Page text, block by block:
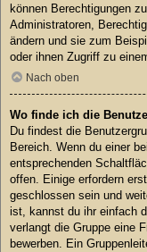
können Berechtigungen
Administratoren,
ändern und sie zum
oder ihnen Zugriff zu
Nach oben
Wo finde ich die
Du findest die
Bereich. Wenn du einer
entsprechenden
offen. Einige erfordern
geschlossen sein und
ist, kannst du ihr einfach
verlangt die Gruppe eine
bewerben. Ein